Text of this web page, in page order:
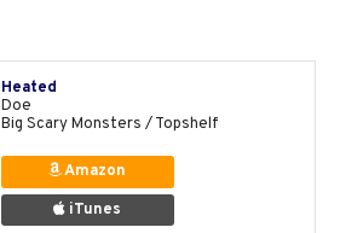
Heated
Doe
Big Scary Monsters / Topshelf
Amazon
iTunes